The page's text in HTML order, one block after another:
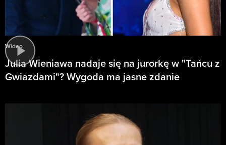
Wideo
Julia Wieniawa nadaje się na jurorkę w "Tańcu z
Gwiazdami"? Wygoda ma jasne zdanie